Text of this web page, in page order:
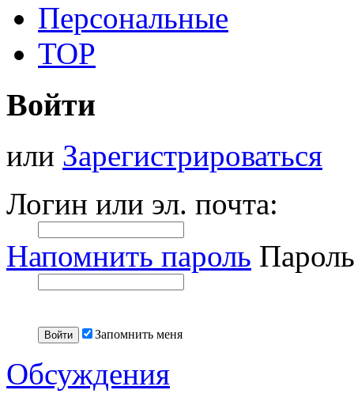
Персональные
TOP
Войти
или Зарегистрироваться
Логин или эл. почта:
Напомнить пароль
Запомнить меня
Обсуждения